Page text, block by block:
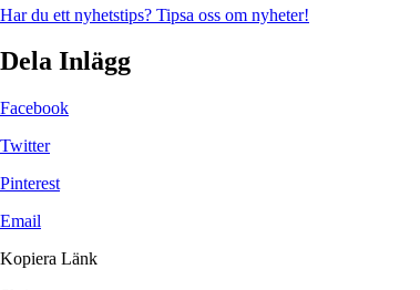
Har du ett nyhetstips? Tipsa oss om nyheter!
Dela Inlägg
Facebook
Twitter
Pinterest
Email
Kopiera Länk